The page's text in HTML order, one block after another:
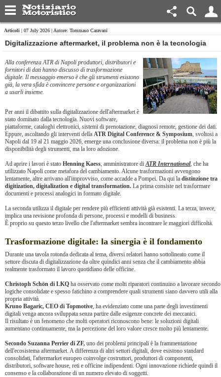
Articoli | 07 July 2026 | Autore: Tommaso Caravani
Digitalizzazione aftermarket, il problema non è la tecnologia
Alla conferenza ATR di Napoli produttori, distributori e
fornitori di dati hanno discusso di trasformazione
digitale. Il messaggio emerso è che gli strumenti esistono
già, la vera sfida è convincere persone e organizzazioni
a usarli insieme.
Per anni il dibattito sulla digitalizzazione dell'aftermarket è
stato dominato dalla tecnologia. Nuovi software,
piattaforme, cataloghi elettronici, sistemi di prenotazione, diagnosi remote, gestione dei dati.
Eppure, ascoltando gli interventi della ATR Digital Conference & Symposium, svoltosi a
Napoli dal 19 al 21 maggio 2026, emerge una conclusione diversa: il problema non è più la
disponibilità degli strumenti, ma la loro adozione.
Ad aprire i lavori è stato Henning Kaess, amministratore diATR International, che ha
utilizzato Napoli come metafora del cambiamento. Alcune trasformazioni avvengono
lentamente, altre arrivano all'improvviso, come accadde a Pompei. Da qui la distinzione tra
digitization, digitalization e digital transformation. La prima consiste nel trasformare
documenti e processi analogici in formato digitale.
La seconda utilizza il digitale per rendere più efficienti attività già esistenti. La terza, invece,
implica una revisione profonda di persone, processi e modelli di business.
È proprio su questo terzo livello che l'aftermarket sembra incontrare le maggiori difficoltà.
Trasformazione digitale: la sinergia è il fondamento
Durante una tavola rotonda dedicata al tema, diversi relatori hanno sottolineato come il
settore discuta di digitalizzazione da oltre quindici anni senza che il cambiamento abbia
realmente trasformato il lavoro quotidiano delle officine.
Christoph Schön di LKQ ha osservato come molti riparatori continuino a lavorare secondo
logiche consolidate e spesso fatichino a comprendere quali strumenti siano davvero utili alla
propria attività.
Kruno Bagaric, CEO di Topmotive, ha evidenziato come una parte degli investimenti
digitali venga ancora sviluppata senza partire dalle esigenze concrete dei meccanici.
Il risultato è un fenomeno che molti operatori riconoscono bene: le soluzioni digitali
aumentano continuamente, ma la percezione del loro valore cresce molto più lentamente.
Secondo Suzanna Perrier di ZF, uno dei problemi principali è la frammentazione
dell'ecosistema aftermarket. A differenza di altri settori digitali, dove esistono standard
consolidati, l'aftermarket europeo coinvolge costruttori, produttori di componenti,
distributori, software house, reti e officine indipendenti. Ogni innovazione richiede quindi il
consenso e la collaborazione di un numero elevato di soggetti.